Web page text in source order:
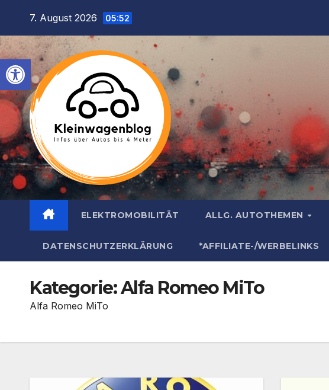
Werkzeugleiste öffnen
springen
springen
7. August 2026 05:52
ELEKTROMOBILITÄT ALLG. AUTOTHEMEN
DATENSCHUTZERKLÄRUNG *AFFILIATE-/WERBELINKS
Kategorie:Alfa Romeo MiTo
Alfa Romeo MiTo